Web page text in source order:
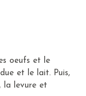
oeufs et le
et le lait. Puis,
la levure et